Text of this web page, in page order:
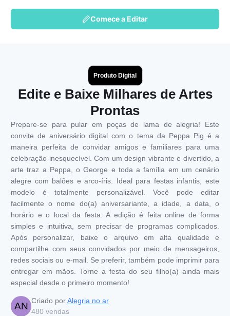
Comece a Editar
Produto Digital
Edite e Baixe Milhares de Artes
Prontas
Prepare-se para pular em poças de lama de alegria! Este
convite de aniversário digital com o tema da Peppa Pig é a
maneira perfeita de convidar amigos e familiares para uma
celebração inesquecível. Com um design vibrante e divertido, a
arte traz a Peppa, o George e toda a família em um cenário
alegre com balões e arco-íris. Ideal para festas infantis, este
modelo é totalmente personalizável. Você pode editar
facilmente o nome do(a) aniversariante, a idade, a data, o
horário e o local da festa. A edição é feita online de forma
simples e intuitiva, sem precisar de programas complicados.
Após personalizar, baixe o arquivo em alta qualidade e
compartilhe com seus convidados por meio de mensageiros,
redes sociais ou e-mail. Se preferir, também pode imprimir para
entregar em mãos. Torne a festa do seu filho(a) ainda mais
especial desde o primeiro momento!
AN Criado porAlegria no ar
480 vendas